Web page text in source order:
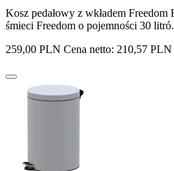
Kosz pedałowy z wkładem
śmieci Freedom o pojemności 30
259,00 PLN Cena netto: 210,57 PLN